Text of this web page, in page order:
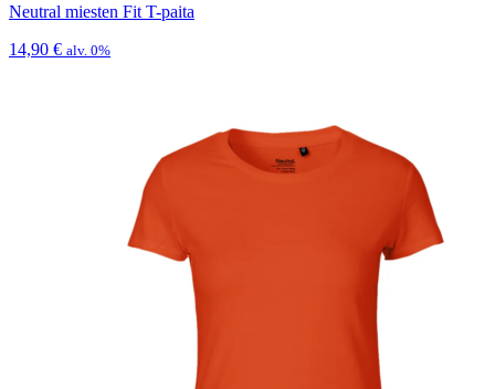
Neutral miesten Fit T-paita
14,90 € alv. 0%